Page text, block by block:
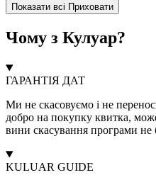
Показати всі Приховати
Чому з Кулуар?
ГАРАНТІЯ ДАТ
Ми не скасовуємо і не
добро на покупку квитка,
вини скасування програми не
KULUAR GUIDE